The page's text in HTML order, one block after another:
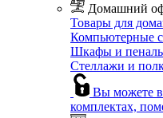
Домашний
Товары для
Компьютерные
Шкафы и
Стеллажи и
Вы можете
комплектах,